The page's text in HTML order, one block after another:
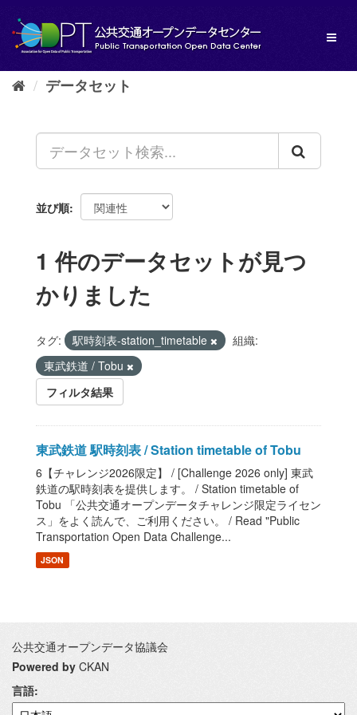
し
データセット
並び順
1 件のデータセットが見つ
かりました
タグ: 駅時刻表-station_timetable
組織:
東武鉄道 / Tobu
フィルタ結果
東武鉄道 駅時刻表 / Station timetable of Tobu
6【チャレンジ2026限定】 / [Challenge 2026 only] 東武
鉄道の駅時刻表を提供します。 / Station timetable of
Tobu 「公共交通オープンデータチャレンジ限定ライセン
ス」をよく読んで、ご利用ください。 / Read "Public
Transportation Open Data Challenge...
JSON
公共交通オープンデータ協議会
Powered by CKAN
言語